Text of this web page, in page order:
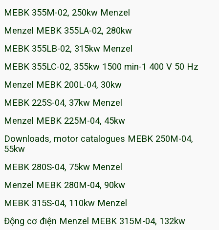
MEBK 355M-02, 250kw Menzel
Menzel MEBK 355LA-02, 280kw
MEBK 355LB-02, 315kw Menzel
MEBK 355LC-02, 355kw 1500 min-1 400 V 50 Hz
Menzel MEBK 200L-04, 30kw
MEBK 225S-04, 37kw Menzel
Menzel MEBK 225M-04, 45kw
Downloads, motor catalogues MEBK 250M-04,
55kw
MEBK 280S-04, 75kw Menzel
Menzel MEBK 280M-04, 90kw
MEBK 315S-04, 110kw Menzel
Động cơ điện Menzel MEBK 315M-04, 132kw